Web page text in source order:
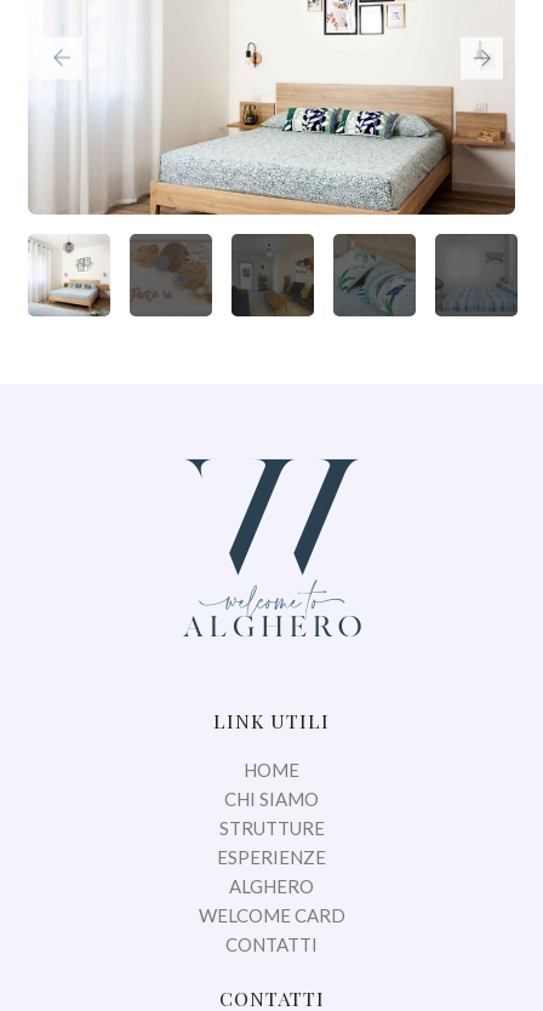
LINK UTILI
HOME
CHI SIAMO
STRUTTURE
ESPERIENZE
ALGHERO
WELCOME CARD
CONTATTI
CONTATTI